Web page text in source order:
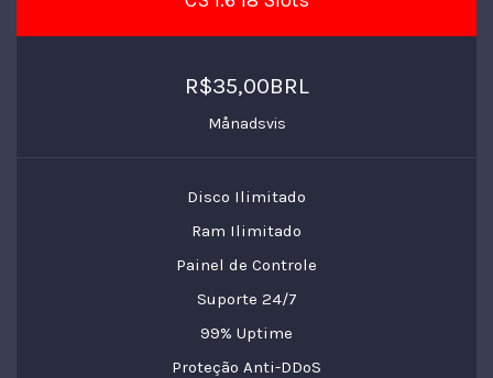
R$35,00BRL
Månadsvis
Disco Ilimitado
Ram Ilimitado
Painel de Controle
Suporte 24/7
99% Uptime
Proteção Anti-DDoS